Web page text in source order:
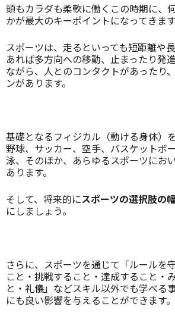
頭もカラダも柔軟に働くこの時期に、
かが最大のキーポイントになってきます
スポーツは、走るといっても短距離や
あれば多方向への移動、止まったり発
ながら、人とのコンタクトがあったり
ンがあります。
基礎となるフィジカル（動ける身体）
野球、サッカー、空手、バスケットボ
泳、そのほか、あらゆるスポーツにお
あります。
そして、将来的にスポーツの選択肢の
にしましょう。
さらに、スポーツを通じて「ルールを
こと・挑戦すること・達成すること・
と・礼儀」などスキル以外でも学べる
にも良い影響を与えることができます。